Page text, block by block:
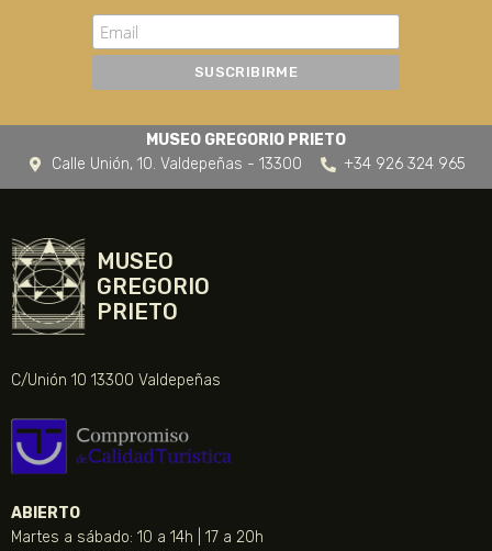
FUNDACIÓN
TIENDA
NOTICIAS
MUSEO GREGORIO PRIETO
Calle Unión, 10. Valdepeñas - 13300
+34 926 324 965
MUSEO
GREGORIO
PRIETO
C/Unión 10 13300 Valdepeñas
ABIERTO
Martes a sábado: 10 a 14h | 17 a 20h